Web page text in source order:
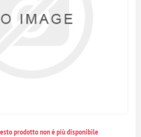
prodotto non é più disponibile